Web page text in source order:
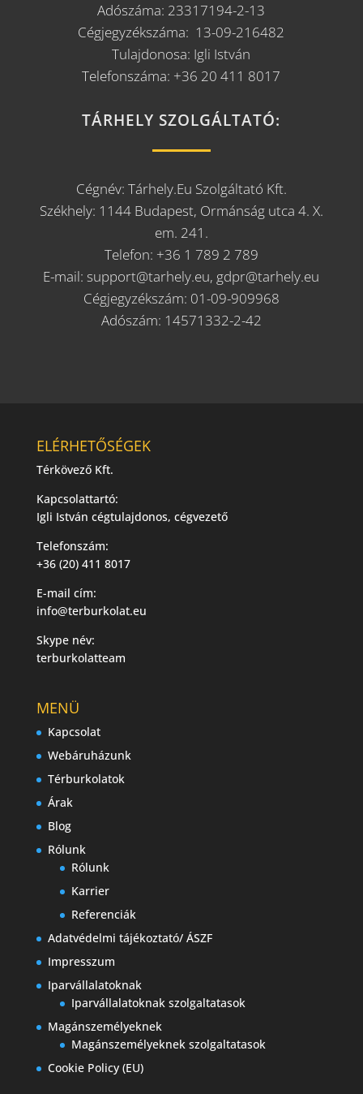
Adószáma: 23317194-2-13
Cégjegyzékszáma: 13-09-216482
Tulajdonosa: Igli István
Telefonszáma: +36 20 411 8017
TÁRHELY SZOLGÁLTATÓ:
Cégnév: Tárhely.Eu Szolgáltató Kft.
Székhely: 1144 Budapest, Ormánság utca 4. X.
em. 241.
Telefon: +36 1 789 2 789
E-mail: support@tarhely.eu, gdpr@tarhely.eu
Cégjegyzékszám: 01-09-909968
Adószám: 14571332-2-42
ELÉRHETŐSÉGEK
Térkövező Kft.
Kapcsolattartó:
Igli István cégtulajdonos, cégvezető
Telefonszám:
+36 (20) 411 8017
E-mail cím:
info@terburkolat.eu
Skype név:
terburkolatteam
MENÜ
Kapcsolat
Webáruházunk
Térburkolatok
Árak
Blog
Rólunk
Rólunk
Karrier
Referenciák
Adatvédelmi tájékoztató/ ÁSZF
Impresszum
Iparvállalatoknak
Iparvállalatoknak szolgaltatasok
Magánszemélyeknek
Magánszemélyeknek szolgaltatasok
Cookie Policy (EU)